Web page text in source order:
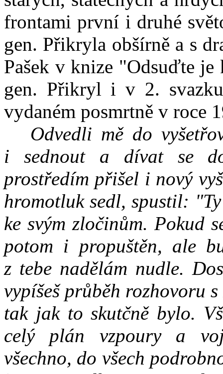
frontami první i druhé
gen. Přikryla obšírně a s
Pašek v knize "Odsuďte
gen. Přikryl i v 2.
vydaném posmrtně v roce
Odvedli mě do
i sednout a dívat se
prostředím přišel i nový
hromotluk sedl, spustil:
ke svým zločinům. Pokud
potom i propuštěn, ale
z tebe nadělám nudle.
vypíšeš průběh rozhovoru
tak jak to skutčně bylo.
celý plán vzpoury a
všechno, do všech